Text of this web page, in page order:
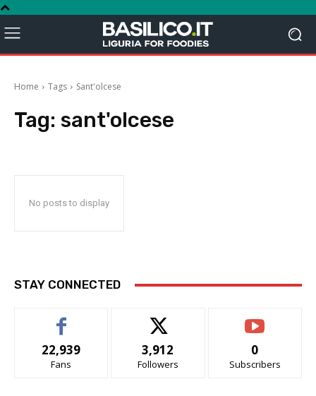
Home Tags Sant'olcese
Tag: sant'olcese
No posts to display
STAY CONNECTED
22,939
Fans
3,912
Followers
0
Subscribers